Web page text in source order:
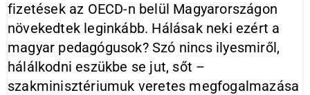
fizetések az OECD-n belül Magyarországon
növekedtek leginkább. Hálásak neki ezért a
magyar pedagógusok? Szó nincs ilyesmiről,
hálálkodni eszükbe se jut, sőt –
szakminisztériumuk veretes megfogalmazása